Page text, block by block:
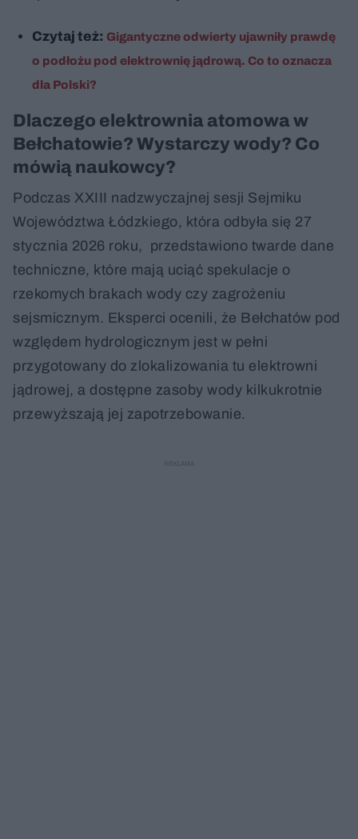
Czytaj też: Gigantyczne odwierty ujawniły prawdę
o podłożu pod elektrownię jądrową. Co to oznacza
dla Polski?
Dlaczego elektrownia atomowa w
Bełchatowie? Wystarczy wody? Co
mówią naukowcy?
Podczas XXIII nadzwyczajnej sesji Sejmiku
Województwa Łódzkiego, która odbyła się 27
stycznia 2026 roku, przedstawiono twarde dane
techniczne, które mają uciąć spekulacje o
rzekomych brakach wody czy zagrożeniu
sejsmicznym. Eksperci ocenili, że Bełchatów pod
względem hydrologicznym jest w pełni
przygotowany do zlokalizowania tu elektrowni
jądrowej, a dostępne zasoby wody kilkukrotnie
przewyższają jej zapotrzebowanie.